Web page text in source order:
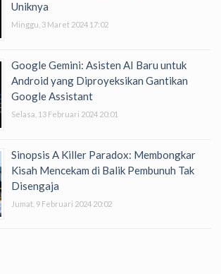
Uniknya
Minggu, 3 Maret 2024 17:02
Google Gemini: Asisten AI Baru untuk
Android yang Diproyeksikan Gantikan
Google Assistant
Selasa, 13 Februari 2024 20:01
Sinopsis A Killer Paradox: Membongkar
Kisah Mencekam di Balik Pembunuh Tak
Disengaja
Jumat, 9 Februari 2024 20:02